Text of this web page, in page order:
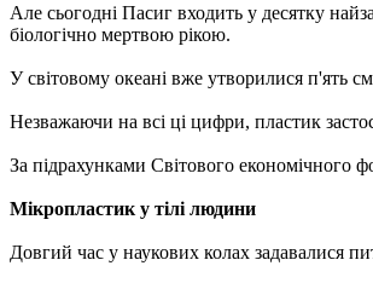
Але сьогодні Пасиг входить у десятку
біологічно мертвою рікою.
У світовому океані вже утворилися п'ять
Незважаючи на всі ці цифри, пластик
За підрахунками Світового економічного
Мікропластик у тілі людини
Довгий час у наукових колах задавалися